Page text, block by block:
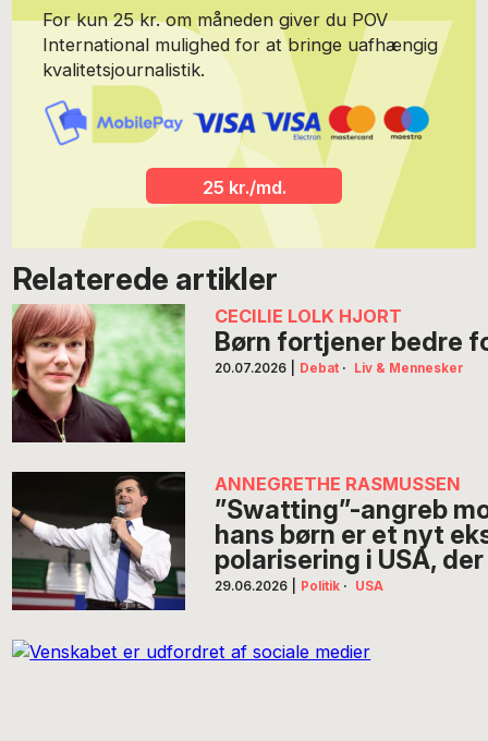
For kun 25 kr. om måneden giver du POV
International mulighed for at bringe uafhængig
kvalitetsjournalistik.
25 kr./md.
Relaterede artikler
CECILIE LOLK HJORT
Børn fortjener bedre
20.07.2026 Debat · Liv & Mennesker
ANNEGRETHE RASMUSSEN
”Swatting”-angreb
hans børn er et nyt
polarisering i USA,
29.06.2026 Politik · USA